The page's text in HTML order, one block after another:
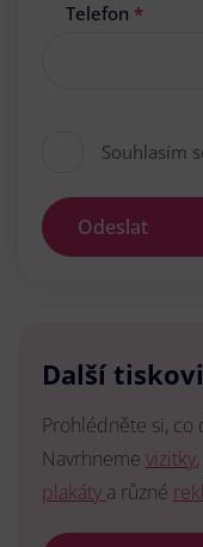
Telefon *
Souhlasím
Odeslat
Další
Prohlédněte si,
Navrhneme vizitky,
plakáty a různé